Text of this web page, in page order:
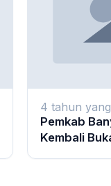
4 tahun
Pemkab
Kembali